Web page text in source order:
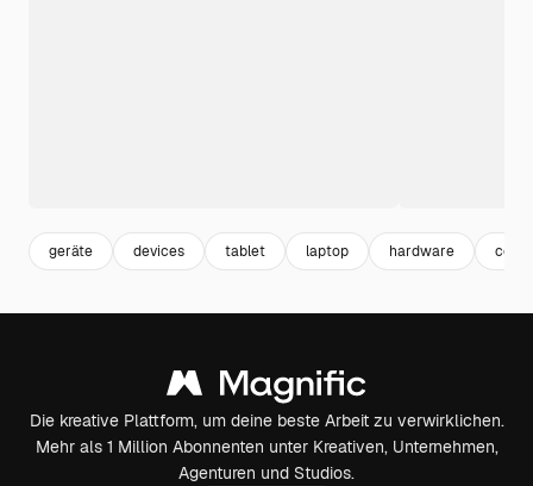
geräte devices tablet laptop hardware
Die kreative Plattform, um deine beste Arbeit zu verwirklichen.
Mehr als 1 Million Abonnenten unter Kreativen, Unternehmen,
Agenturen und Studios.